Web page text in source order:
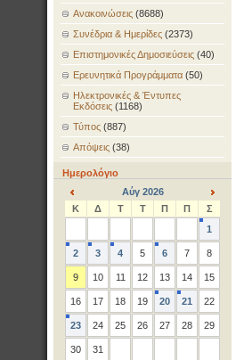
Ανακοινώσεις (8688)
Συνέδρια & Ημερίδες (2373)
Επιστημονικές Δημοσιεύσεις (40)
Ερευνητικά Προγράμματα (50)
Ηλεκτρονικές & Έντυπες
Εκδόσεις (1168)
Τύπος (887)
Απόψεις (38)
Ημερολόγιο
<
Αύγ 2026
>
Κ Δ Τ Τ Π Π
Σ
1
2 3 4 5 6 7 8
9 10 11 12 13 14 15
16 17 18 19 20 21 22
23 24 25 26 27 28 29
30
31